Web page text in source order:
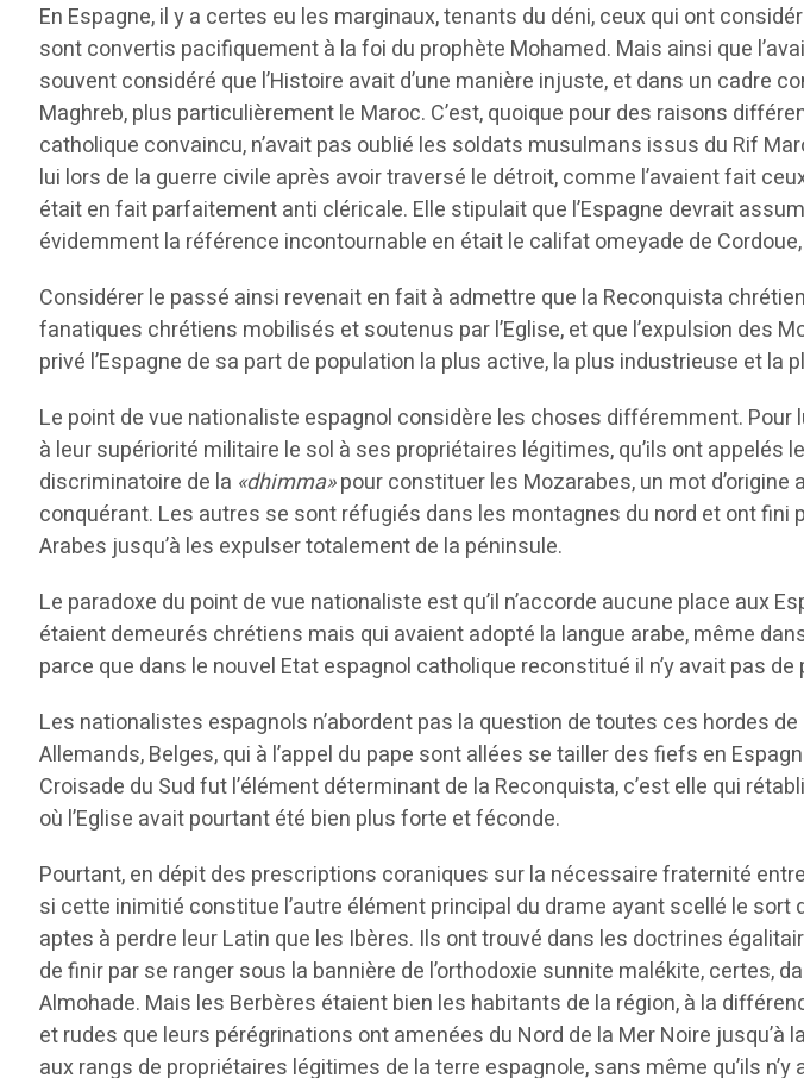
En Espagne, il y a certes eu les marginaux, tenants du déni, ceux qui ont
sont convertis pacifiquement à la foi du prophète Mohamed. Mais ainsi que
souvent considéré que l’Histoire avait d’une manière injuste, et dans un cadre
Maghreb, plus particulièrement le Maroc. C’est, quoique pour des raisons
catholique convaincu, n’avait pas oublié les soldats musulmans issus du Rif
lui lors de la guerre civile après avoir traversé le détroit, comme l’avaient fait
était en fait parfaitement anti cléricale. Elle stipulait que l’Espagne devrait
évidemment la référence incontournable en était le califat omeyade de
Considérer le passé ainsi revenait en fait à admettre que la Reconquista
fanatiques chrétiens mobilisés et soutenus par l’Eglise, et que l’expulsion
privé l’Espagne de sa part de population la plus active, la plus industrieuse et la
Le point de vue nationaliste espagnol considère les choses différemment.
à leur supériorité militaire le sol à ses propriétaires légitimes, qu’ils ont
discriminatoire de la «dhimma»pour constituer les Mozarabes, un mot
conquérant. Les autres se sont réfugiés dans les montagnes du nord et ont
Arabes jusqu’à les expulser totalement de la péninsule.
Le paradoxe du point de vue nationaliste est qu’il n’accorde aucune place aux
étaient demeurés chrétiens mais qui avaient adopté la langue arabe, même
parce que dans le nouvel Etat espagnol catholique reconstitué il n’y avait pas
Les nationalistes espagnols n’abordent pas la question de toutes ces hordes
Allemands, Belges, qui à l’appel du pape sont allées se tailler des fiefs en
Croisade du Sud fut l’élément déterminant de la Reconquista, c’est elle qui
où l’Eglise avait pourtant été bien plus forte et féconde.
Pourtant, en dépit des prescriptions coraniques sur la nécessaire fraternité
si cette inimitié constitue l’autre élément principal du drame ayant scellé le
aptes à perdre leur Latin que les Ibères. Ils ont trouvé dans les doctrines
de finir par se ranger sous la bannière de l’orthodoxie sunnite malékite, certes,
Almohade. Mais les Berbères étaient bien les habitants de la région, à la
et rudes que leurs pérégrinations ont amenées du Nord de la Mer Noire
aux rangs de propriétaires légitimes de la terre espagnole, sans même qu’ils